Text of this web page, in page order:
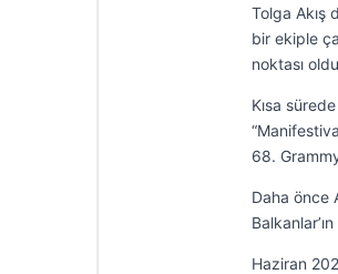
Tolga Akış
bir ekiple
noktası
Kısa
68.
Daha önce
Haziran